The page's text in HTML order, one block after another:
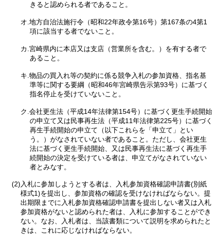
きると認められる者であること。
オ.地方自治法施行令（昭和22年政令第16号）第167条の4第1
項に該当する者でないこと。
カ.宮崎県内に本店又は支店（営業所を含む。）を有する者で
あること。
キ.物品の買入れ等の契約に係る競争入札の参加資格、指名基
準等に関する要綱（昭和46年宮崎県告示第93号）に基づく
指名停止を受けていないこと。
ク.会社更生法（平成14年法律第154号）に基づく更生手続開始
の申立て又は民事再生法（平成11年法律第225号）に基づく
再生手続開始の申立て（以下これらを「申立て」とい
う。）がなされていない者であること。ただし、会社更生
法に基づく更生手続開始、又は民事再生法に基づく再生手
続開始の決定を受けている者は、申立てがなされていない
者とみなす。
(2)入札に参加しようとする者は、入札参加資格確認申請書(別紙
様式1)を提出し、参加資格の確認を受けなければならない。提
出期限までに入札参加資格確認申請書を提出しない者又は入札
参加資格がないと認められた者は、入札に参加することができ
ない。なお、入札者は、当該書類について説明を求められたと
きは、これに応じなければならない。